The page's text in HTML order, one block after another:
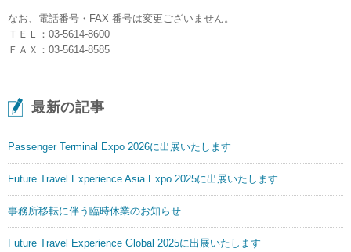
なお、電話番号・FAX 番号は変更ございません。
ＴＥＬ：03-5614-8600
ＦＡＸ：03-5614-8585
最新の記事
Passenger Terminal Expo 2026に出展いたします
Future Travel Experience Asia Expo 2025に出展いたします
事務所移転に伴う臨時休業のお知らせ
Future Travel Experience Global 2025に出展いたします